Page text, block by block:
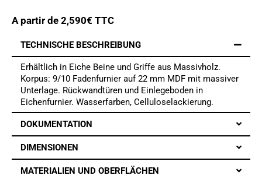
A partir de 2,590€ TTC
TECHNISCHE BESCHREIBUNG
Erhältlich in Eiche Beine und Griffe aus Massivholz.
Korpus: 9/10 Fadenfurnier auf 22 mm MDF mit massiver
Unterlage. Rückwandtüren und Einlegeboden in
Eichenfurnier. Wasserfarben, Celluloselackierung.
DOKUMENTATION
DIMENSIONEN
MATERIALIEN UND OBERFLÄCHEN